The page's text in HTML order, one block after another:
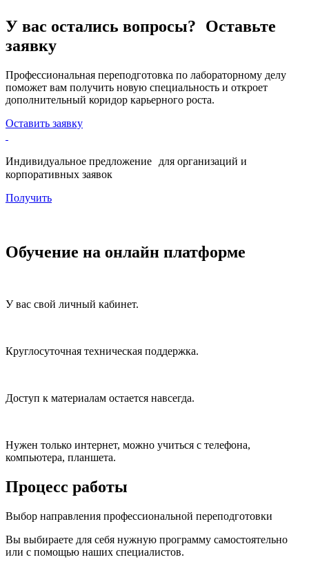
У вас остались вопросы? Оставьте
заявку
Профессиональная переподготовка по лабораторному делу
поможет вам получить новую специальность и откроет
дополнительный коридор карьерного роста.
Оставить заявку
Индивидуальное предложение для организаций и
корпоративных заявок
Получить
Обучение на онлайн платформе
У вас свой личный кабинет.
Круглосуточная техническая поддержка.
Доступ к материалам остается навсегда.
Нужен только интернет, можно учиться с телефона,
компьютера, планшета.
Процесс работы
Выбор направления профессиональной переподготовки
Вы выбираете для себя нужную программу самостоятельно
или с помощью наших специалистов.